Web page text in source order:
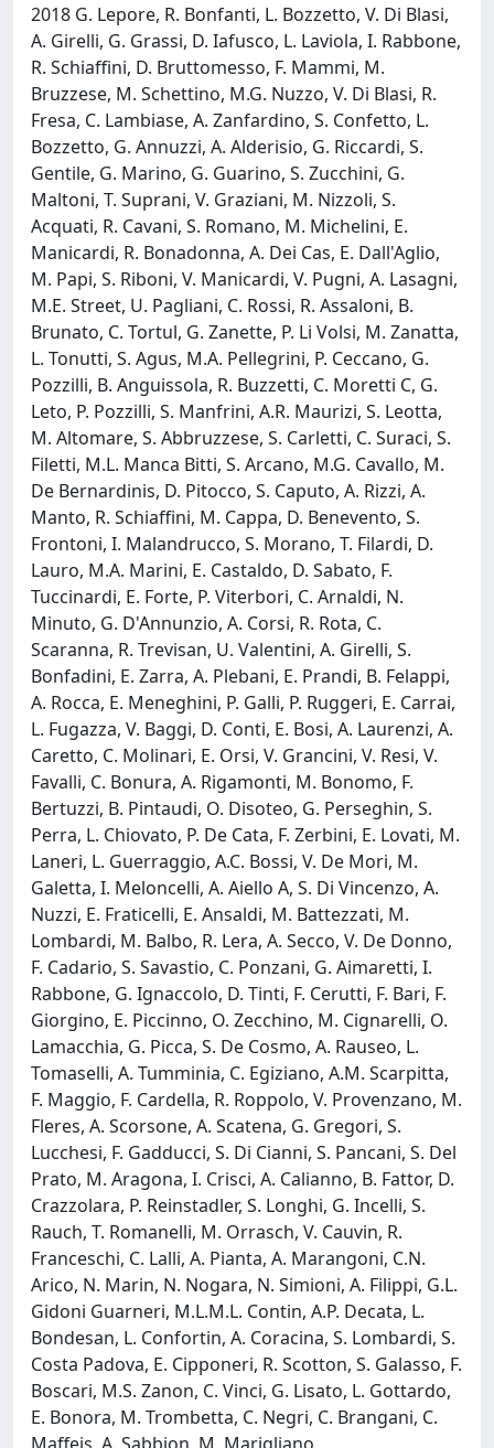
2018 G. Lepore, R. Bonfanti, L. Bozzetto, V. Di Blasi,
A. Girelli, G. Grassi, D. Iafusco, L. Laviola, I. Rabbone,
R. Schiaffini, D. Bruttomesso, F. Mammi, M.
Bruzzese, M. Schettino, M.G. Nuzzo, V. Di Blasi, R.
Fresa, C. Lambiase, A. Zanfardino, S. Confetto, L.
Bozzetto, G. Annuzzi, A. Alderisio, G. Riccardi, S.
Gentile, G. Marino, G. Guarino, S. Zucchini, G.
Maltoni, T. Suprani, V. Graziani, M. Nizzoli, S.
Acquati, R. Cavani, S. Romano, M. Michelini, E.
Manicardi, R. Bonadonna, A. Dei Cas, E. Dall'Aglio,
M. Papi, S. Riboni, V. Manicardi, V. Pugni, A. Lasagni,
M.E. Street, U. Pagliani, C. Rossi, R. Assaloni, B.
Brunato, C. Tortul, G. Zanette, P. Li Volsi, M. Zanatta,
L. Tonutti, S. Agus, M.A. Pellegrini, P. Ceccano, G.
Pozzilli, B. Anguissola, R. Buzzetti, C. Moretti C, G.
Leto, P. Pozzilli, S. Manfrini, A.R. Maurizi, S. Leotta,
M. Altomare, S. Abbruzzese, S. Carletti, C. Suraci, S.
Filetti, M.L. Manca Bitti, S. Arcano, M.G. Cavallo, M.
De Bernardinis, D. Pitocco, S. Caputo, A. Rizzi, A.
Manto, R. Schiaffini, M. Cappa, D. Benevento, S.
Frontoni, I. Malandrucco, S. Morano, T. Filardi, D.
Lauro, M.A. Marini, E. Castaldo, D. Sabato, F.
Tuccinardi, E. Forte, P. Viterbori, C. Arnaldi, N.
Minuto, G. D'Annunzio, A. Corsi, R. Rota, C.
Scaranna, R. Trevisan, U. Valentini, A. Girelli, S.
Bonfadini, E. Zarra, A. Plebani, E. Prandi, B. Felappi,
A. Rocca, E. Meneghini, P. Galli, P. Ruggeri, E. Carrai,
L. Fugazza, V. Baggi, D. Conti, E. Bosi, A. Laurenzi, A.
Caretto, C. Molinari, E. Orsi, V. Grancini, V. Resi, V.
Favalli, C. Bonura, A. Rigamonti, M. Bonomo, F.
Bertuzzi, B. Pintaudi, O. Disoteo, G. Perseghin, S.
Perra, L. Chiovato, P. De Cata, F. Zerbini, E. Lovati, M.
Laneri, L. Guerraggio, A.C. Bossi, V. De Mori, M.
Galetta, I. Meloncelli, A. Aiello A, S. Di Vincenzo, A.
Nuzzi, E. Fraticelli, E. Ansaldi, M. Battezzati, M.
Lombardi, M. Balbo, R. Lera, A. Secco, V. De Donno,
F. Cadario, S. Savastio, C. Ponzani, G. Aimaretti, I.
Rabbone, G. Ignaccolo, D. Tinti, F. Cerutti, F. Bari, F.
Giorgino, E. Piccinno, O. Zecchino, M. Cignarelli, O.
Lamacchia, G. Picca, S. De Cosmo, A. Rauseo, L.
Tomaselli, A. Tumminia, C. Egiziano, A.M. Scarpitta,
F. Maggio, F. Cardella, R. Roppolo, V. Provenzano, M.
Fleres, A. Scorsone, A. Scatena, G. Gregori, S.
Lucchesi, F. Gadducci, S. Di Cianni, S. Pancani, S. Del
Prato, M. Aragona, I. Crisci, A. Calianno, B. Fattor, D.
Crazzolara, P. Reinstadler, S. Longhi, G. Incelli, S.
Rauch, T. Romanelli, M. Orrasch, V. Cauvin, R.
Franceschi, C. Lalli, A. Pianta, A. Marangoni, C.N.
Arico, N. Marin, N. Nogara, N. Simioni, A. Filippi, G.L.
Gidoni Guarneri, M.L.M.L. Contin, A.P. Decata, L.
Bondesan, L. Confortin, A. Coracina, S. Lombardi, S.
Costa Padova, E. Cipponeri, R. Scotton, S. Galasso, F.
Boscari, M.S. Zanon, C. Vinci, G. Lisato, L. Gottardo,
E. Bonora, M. Trombetta, C. Negri, C. Brangani, C.